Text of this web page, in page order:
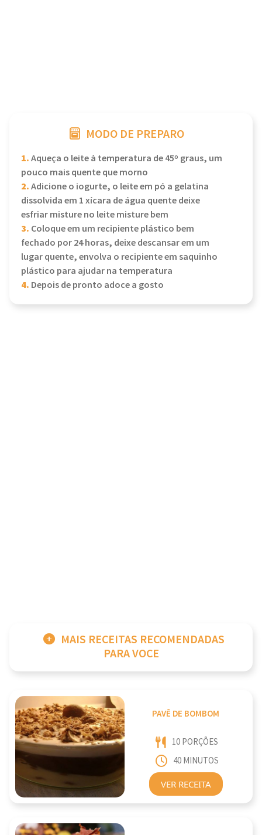
MODO DE PREPARO
1.Aqueça o leite à temperatura de 45º graus, um
pouco mais quente que morno
2.Adicione o iogurte, o leite em pó a gelatina
dissolvida em 1 xícara de água quente deixe
esfriar misture no leite misture bem
3. Coloque em um recipiente plástico bem
fechado por 24 horas, deixe descansar em um
lugar quente, envolva o recipiente em saquinho
plástico para ajudar na temperatura
4. Depois de pronto adoce a gosto
MAIS RECEITAS RECOMENDADAS
PARA VOCE
PAVÊ DE BOMBOM
10 PORÇÕES
40 MINUTOS
VER RECEITA